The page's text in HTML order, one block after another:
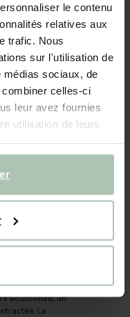
le contenu
relatives aux
trafic. Nous
sur l'utilisation de
médias sociaux, de
celles-ci
leur avez fournies
utilisation de leurs
- bleu
146-152
manches
boutonnée, un
La